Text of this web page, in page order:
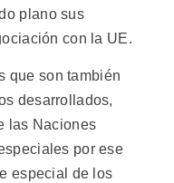
plano sus
con la UE.
que son también
desarrollados,
las Naciones
por ese
especial de los